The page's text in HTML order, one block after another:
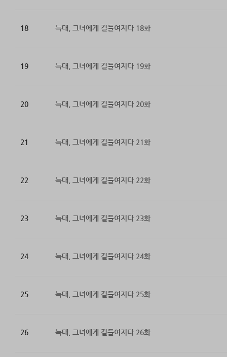
18 늑대, 그녀에게 길들여지다 18화
19 늑대, 그녀에게 길들여지다 19화
20 늑대, 그녀에게 길들여지다 20화
21 늑대, 그녀에게 길들여지다 21화
22 늑대, 그녀에게 길들여지다 22화
23 늑대, 그녀에게 길들여지다 23화
24 늑대, 그녀에게 길들여지다 24화
25 늑대, 그녀에게 길들여지다 25화
26 늑대, 그녀에게 길들여지다 26화